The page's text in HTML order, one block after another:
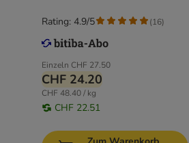
Einzeln CHF 27.50
CHF 24.20
CHF 48.40 / kg
CHF 22.51
Rating: 4.9/5 (16)